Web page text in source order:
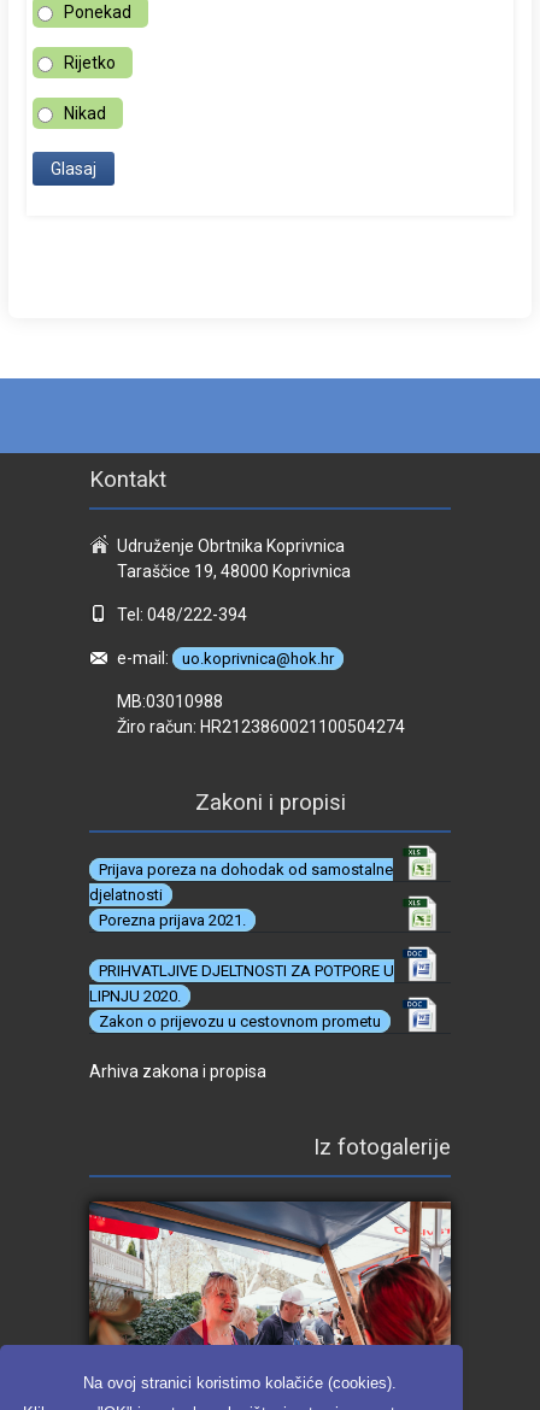
Na ovoj stranici koristimo kolačiće (cookies).
Ponekad
Rijetko
Nikad
Kontakt
Udruženje Obrtnika Koprivnica
Taraščice 19, 48000 Koprivnica
Tel: 048/222-394
e-mail: uo.koprivnica@hok.hr
MB:03010988
Žiro račun: HR2123860021100504274
Zakoni i propisi
Prijava poreza na dohodak od samostalne
djelatnosti
Porezna prijava 2021.
PRIHVATLJIVE DJELTNOSTI ZA POTPORE U
LIPNJU 2020.
Zakon o prijevozu u cestovnom prometu
Arhiva zakona i propisa
Iz fotogalerije